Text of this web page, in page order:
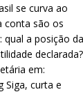
se curva ao
conta são os
qual a posição da
declarada?
em:
Siga, curta e